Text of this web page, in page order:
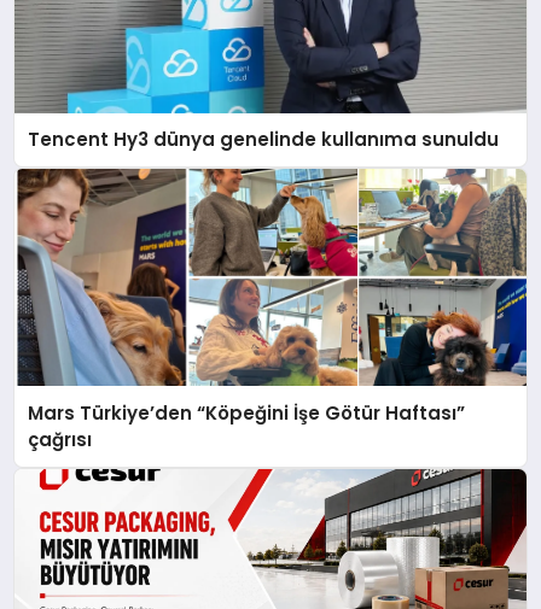
Tencent Hy3 dünya genelinde kullanıma sunuldu
Mars Türkiye’den “Köpeğini İşe Götür Haftası”
çağrısı